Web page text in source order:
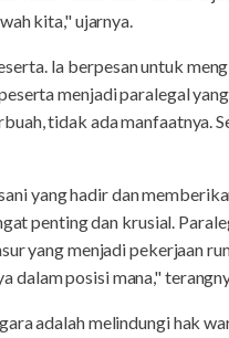
kita," ujarnya.
Ia berpesan untuk
menjadi paralegal
tidak ada manfaatnya.
yang hadir dan
penting dan krusial.
yang menjadi pekerjaan
dalam posisi mana,"
adalah melindungi hak